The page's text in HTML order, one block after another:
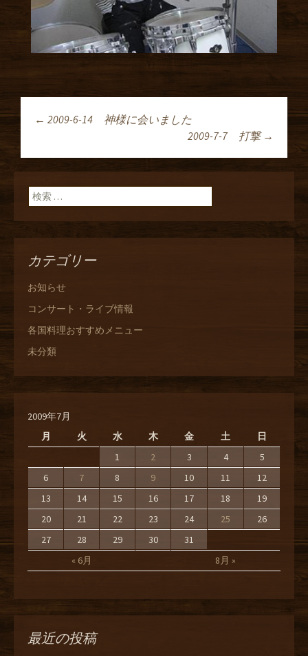
投稿ナビゲーショ
ン
← 2009-6-14 神様に会いました
2009-7-7 打撃 →
検索:
カテゴリー
お知らせ
コンサート・ライブ情報
各国料理おすすめメニュー
未分類
2009年7月
月
火 水 木 金 土 日
« 6月 8月 »
1 2 3 4
5
6
7 8 9 10 11
12
13
14 15 16 17 18
19
20
21 22 23 24 25
26
27
28 29 30 31
最近の投稿